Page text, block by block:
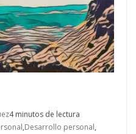
4 minutos de lectura
,Desarrollo personal,